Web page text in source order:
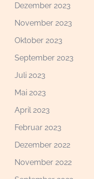
Dezember 2023
November 2023
Oktober 2023
September 2023
Juli 2023
Mai 2023
April 2023
Februar 2023
Dezember 2022
November 2022